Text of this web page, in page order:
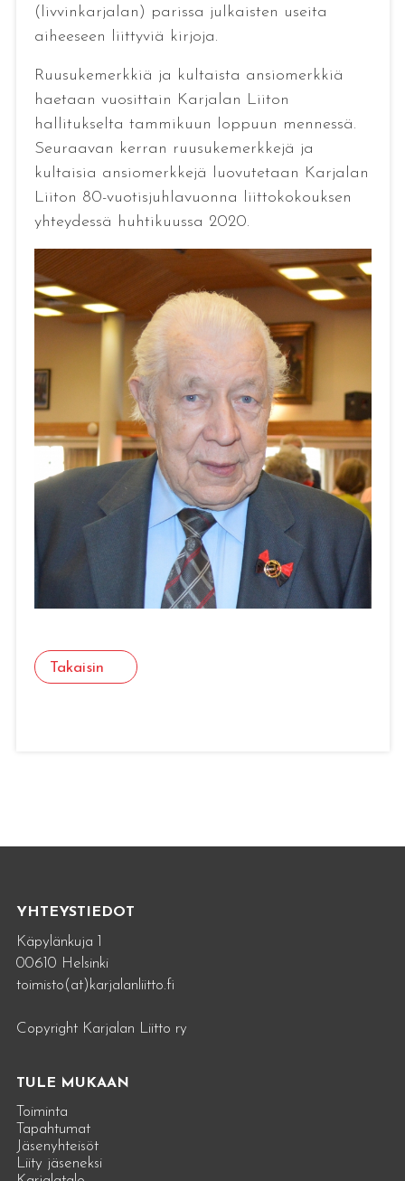
(livvinkarjalan) parissa julkaisten useita
aiheeseen liittyviä kirjoja.
Ruusukemerkkiä ja kultaista ansiomerkkiä
haetaan vuosittain Karjalan Liiton
hallitukselta tammikuun loppuun mennessä.
Seuraavan kerran ruusukemerkkejä ja
kultaisia ansiomerkkejä luovutetaan Karjalan
Liiton 80-vuotisjuhlavuonna liittokokouksen
yhteydessä huhtikuussa 2020.
Takaisin
YHTEYSTIEDOT
Käpylänkuja 1
00610 Helsinki
toimisto(at)karjalanliitto.fi
Copyright Karjalan Liitto ry
TULE MUKAAN
Toiminta
Tapahtumat
Jäsenyhteisöt
Liity jäseneksi